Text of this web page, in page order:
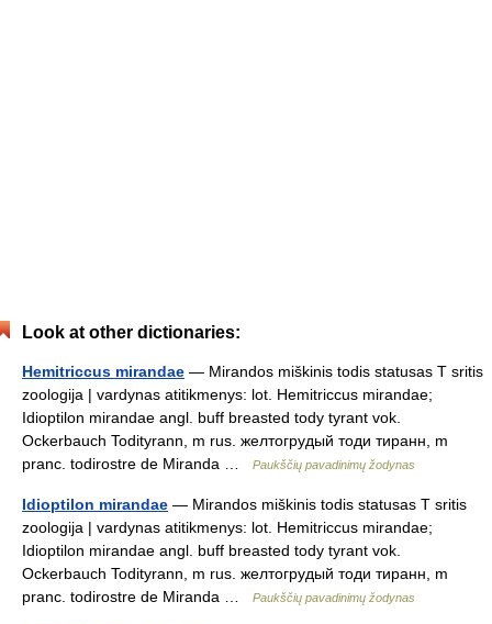
Look at other dictionaries:
Hemitriccus mirandae — Mirandos miškinis todis statusas T sritis
zoologija | vardynas atitikmenys: lot. Hemitriccus mirandae;
Idioptilon mirandae angl. buff breasted tody tyrant vok.
Ockerbauch Todityrann, m rus. желтогрудый тоди тиранн, m
pranc. todirostre de Miranda …
Paukščių pavadinimų žodynas
Idioptilon mirandae — Mirandos miškinis todis statusas T sritis
zoologija | vardynas atitikmenys: lot. Hemitriccus mirandae;
Idioptilon mirandae angl. buff breasted tody tyrant vok.
Ockerbauch Todityrann, m rus. желтогрудый тоди тиранн, m
pranc. todirostre de Miranda …
Paukščių pavadinimų žodynas